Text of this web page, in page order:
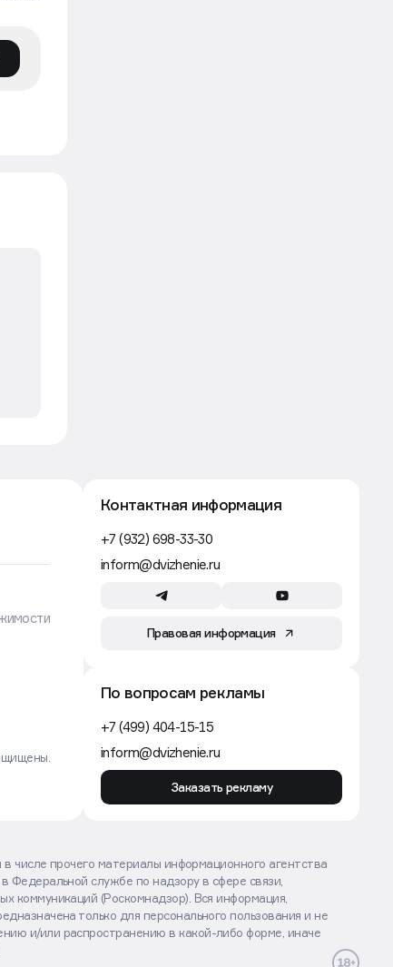
Почти 10% всех сделок с готовым
жильем в Москве пришлось на 15
Движение
Контактная информация
+7 (932) 698-33-30
inform@dvizhenie.ru
Правовая информация
По вопросам рекламы